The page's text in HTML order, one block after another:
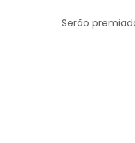
Serão